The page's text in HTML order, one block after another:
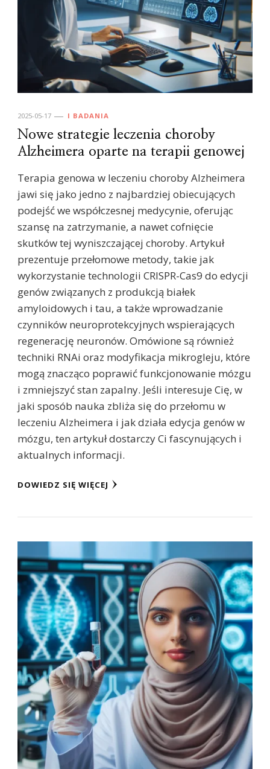
2025-05-17 I BADANIA
Nowe strategie leczenia choroby
Alzheimera oparte na terapii genowej
Terapia genowa w leczeniu choroby Alzheimera
jawi się jako jedno z najbardziej obiecujących
podejść we współczesnej medycynie, oferując
szansę na zatrzymanie, a nawet cofnięcie
skutków tej wyniszczającej choroby. Artykuł
prezentuje przełomowe metody, takie jak
wykorzystanie technologii CRISPR-Cas9 do edycji
genów związanych z produkcją białek
amyloidowych i tau, a także wprowadzanie
czynników neuroprotekcyjnych wspierających
regenerację neuronów. Omówione są również
techniki RNAi oraz modyfikacja mikrogleju, które
mogą znacząco poprawić funkcjonowanie mózgu
i zmniejszyć stan zapalny. Jeśli interesuje Cię, w
jaki sposób nauka zbliża się do przełomu w
leczeniu Alzheimera i jak działa edycja genów w
mózgu, ten artykuł dostarczy Ci fascynujących i
aktualnych informacji.
DOWIEDZ SIĘ WIĘCEJ